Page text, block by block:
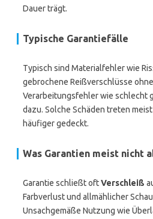
Dauer trägt.
Typische Garantiefälle
Typisch sind Materialfehler wie
gebrochene Reißverschlüsse
Verarbeitungsfehler wie schlecht
dazu. Solche Schäden treten
häufiger gedeckt.
Was Garantien meist nicht
Garantie schließt oftVerschleiß
Farbverlust und allmählicher
Unsachgemäße Nutzung wie